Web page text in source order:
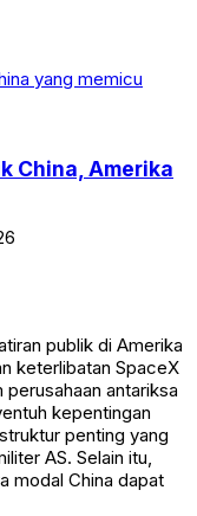
China, Amerika
publik di Amerika
keterlibatan SpaceX
antariksa
kepentingan
penting yang
AS. Selain itu,
modal China dapat